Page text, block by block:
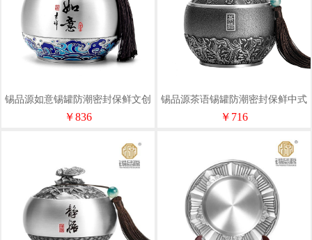
锡品源如意锡罐防潮密封保鲜文创
礼品手工纯锡茶叶罐可定制储茶罐
￥836
锡品源茶语锡罐防潮密封保鲜中式
茶室手工纯锡茶叶罐可定制储茶罐
￥716